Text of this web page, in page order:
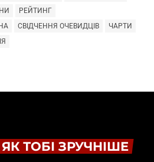
РЕЙТИНГ
СВІДЧЕННЯ ОЧЕВИДЦІВ
ЧАРТИ
ТОБІ ЗРУЧНІШЕ